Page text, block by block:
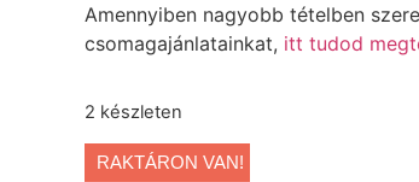
Amennyiben nagyobb tételben
csomagajánlatainkat, itt tudod
2 készleten
RAKTÁRON VAN!